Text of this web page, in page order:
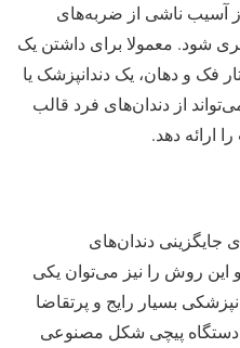
آسیب ناشی از ضربه‌های
شود. معمولا برای داشتن یک
فک و دهان، یک دندانپزشک یا
از دندان‌های فرد قالب
ارائه دهد.
جایگزینی دندان‌های
این روش را نیز می‌توان یکی
بسیار رایج و پرتقاضا
دستگاه پیچی شکل مصنوعی